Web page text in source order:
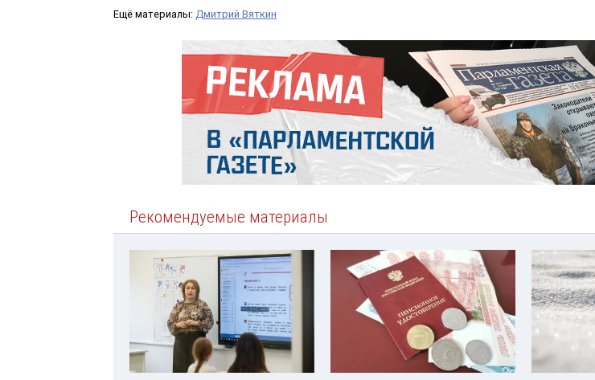
Ещё материалы: Дмитрий Вяткин
Рекомендуемые материалы